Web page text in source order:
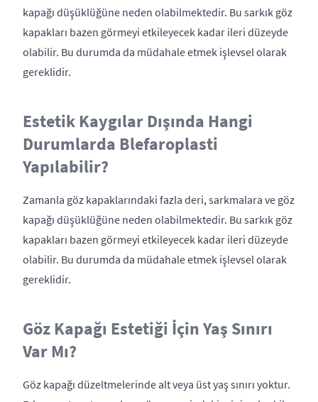
kapağı düşüklüğüne neden olabilmektedir. Bu sarkık göz
kapakları bazen görmeyi etkileyecek kadar ileri düzeyde
olabilir. Bu durumda da müdahale etmek işlevsel olarak
gereklidir.
Estetik Kaygılar Dışında Hangi
Durumlarda Blefaroplasti
Yapılabilir?
Zamanla göz kapaklarındaki fazla deri, sarkmalara ve göz
kapağı düşüklüğüne neden olabilmektedir. Bu sarkık göz
kapakları bazen görmeyi etkileyecek kadar ileri düzeyde
olabilir. Bu durumda da müdahale etmek işlevsel olarak
gereklidir.
Göz Kapağı Estetiği İçin Yaş Sınırı
Var Mı?
Göz kapağı düzeltmelerinde alt veya üst yaş sınırı yoktur.